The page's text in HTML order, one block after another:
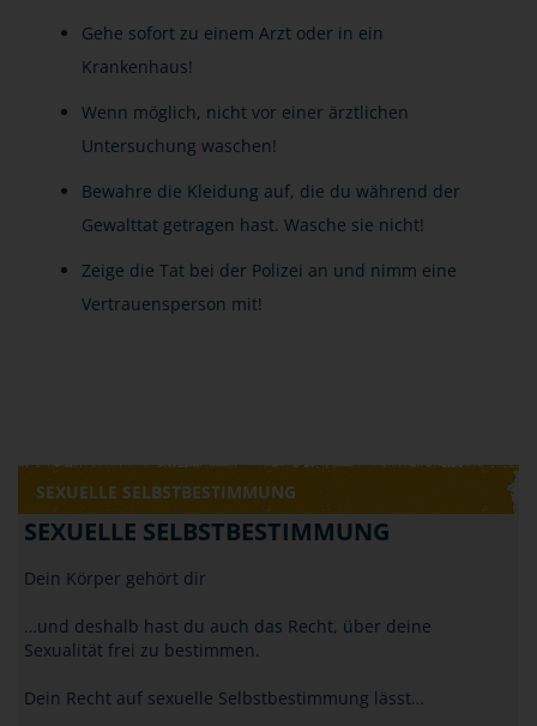
Gehe sofort zu einem Arzt oder in ein
Krankenhaus!
Wenn möglich, nicht vor einer ärztlichen
Untersuchung waschen!
Bewahre die Kleidung auf, die du während der
Gewalttat getragen hast. Wasche sie nicht!
Zeige die Tat bei der Polizei an und nimm eine
Vertrauensperson mit!
SEXUELLE SELBSTBESTIMMUNG
SEXUELLE SELBSTBESTIMMUNG
Dein Körper gehört dir
…und deshalb hast du auch das Recht, über deine
Sexualität frei zu bestimmen.
Dein Recht auf sexuelle Selbstbestimmung lässt…